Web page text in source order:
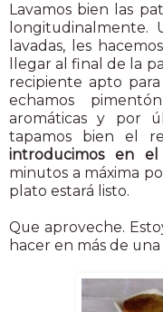
Lavamos bien las
longitudinalmente.
lavadas, les
llegar al final de la
recipiente apto
echamos
aromáticas y por
tapamos bien el
introducimos en el
minutos a máxima
plato estará listo.
Que aproveche.
hacer en más de